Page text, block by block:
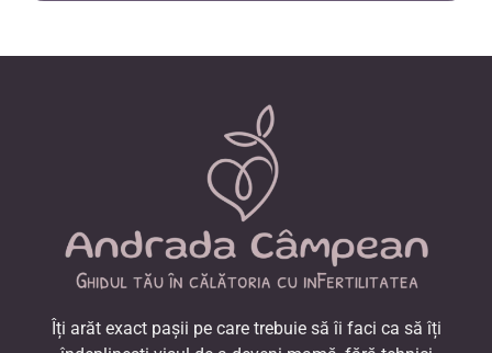
Îți arăt exact pașii pe care trebuie să îi faci ca să îți